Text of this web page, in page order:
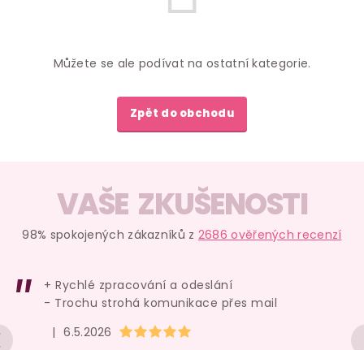
Můžete se ale podívat na ostatní kategorie.
Zpět do obchodu
VAŠE ZKUŠENOSTI
98% spokojených zákazníků z 2686 ověřených recenzí
Hodnocení obchodu je 5 z 5 hvězdiček.
| 6.5.2026
+ Rychlé zpracování a odeslání
- Trochu strohá komunikace přes mail